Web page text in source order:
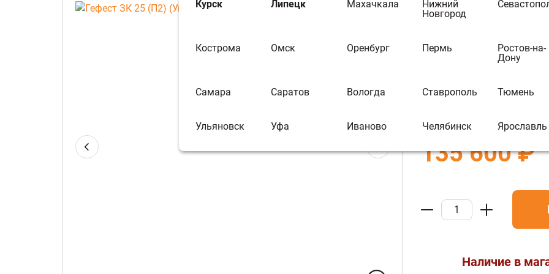
Курск Липецк Махачкала
Нижний
Новгород
Кострома Омск Оренбург Пермь
Ростов-на-
Дону
Самара Саратов Вологда Ставрополь Тюмень
Ульяновск Уфа Иваново Челябинск Ярославль
печь-комплект)
В избранное В
Бренд:Гефест
135 600 ₽
Наличие в